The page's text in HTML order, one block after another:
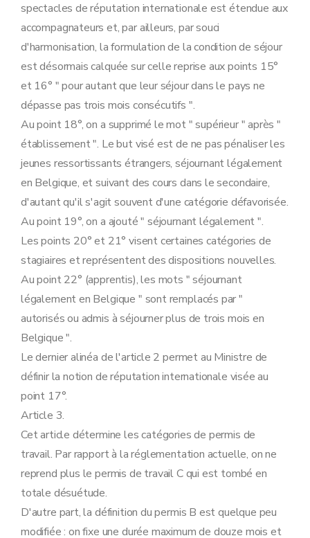
spectacles de réputation internationale est étendue aux
accompagnateurs et, par ailleurs, par souci
d'harmonisation, la formulation de la condition de séjour
est désormais calquée sur celle reprise aux points 15°
et 16° " pour autant que leur séjour dans le pays ne
dépasse pas trois mois consécutifs ".
Au point 18°, on a supprimé le mot " supérieur " après "
établissement ". Le but visé est de ne pas pénaliser les
jeunes ressortissants étrangers, séjournant légalement
en Belgique, et suivant des cours dans le secondaire,
d'autant qu'il s'agit souvent d'une catégorie défavorisée.
Au point 19°, on a ajouté " séjournant légalement ".
Les points 20° et 21° visent certaines catégories de
stagiaires et représentent des dispositions nouvelles.
Au point 22° (apprentis), les mots " séjournant
légalement en Belgique " sont remplacés par "
autorisés ou admis à séjourner plus de trois mois en
Belgique ".
Le dernier alinéa de l'article 2 permet au Ministre de
définir la notion de réputation internationale visée au
point 17°.
Article 3.
Cet article détermine les catégories de permis de
travail. Par rapport à la réglementation actuelle, on ne
reprend plus le permis de travail C qui est tombé en
totale désuétude.
D'autre part, la définition du permis B est quelque peu
modifiée : on fixe une durée maximum de douze mois et